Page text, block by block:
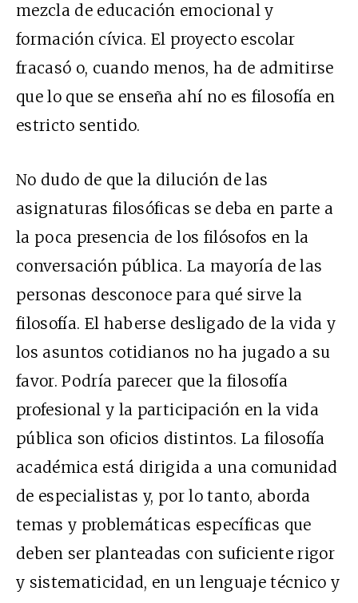
mezcla de educación emocional y
formación cívica. El proyecto escolar
fracasó o, cuando menos, ha de admitirse
que lo que se enseña ahí no es filosofía en
estricto sentido.
No dudo de que la dilución de las
asignaturas filosóficas se deba en parte a
la poca presencia de los filósofos en la
conversación pública. La mayoría de las
personas desconoce para qué sirve la
filosofía. El haberse desligado de la vida y
los asuntos cotidianos no ha jugado a su
favor. Podría parecer que la filosofía
profesional y la participación en la vida
pública son oficios distintos. La filosofía
académica está dirigida a una comunidad
de especialistas y, por lo tanto, aborda
temas y problemáticas específicas que
deben ser planteadas con suficiente rigor
y sistematicidad, en un lenguaje técnico y